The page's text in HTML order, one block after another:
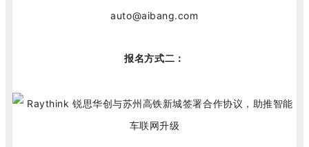
auto@aibang.com
报名方式二：